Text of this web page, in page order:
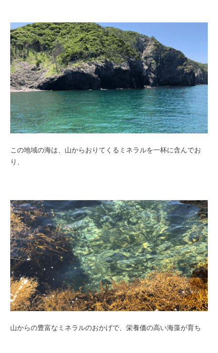
この地域の海は、山からおりてくるミネラルを一杯に含んでお
り、
山からの豊富なミネラルのおかげで、栄養価の高い海藻が育ち